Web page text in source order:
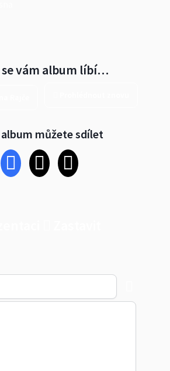
vám album líbí…
album můžete sdílet